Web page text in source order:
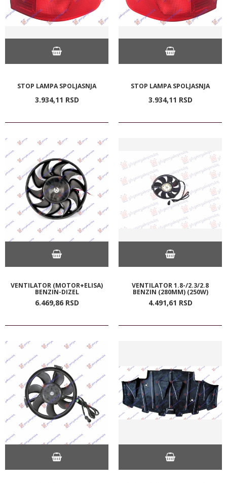
STOP LAMPA SPOLJASNJA
3.934,11 RSD
STOP LAMPA SPOLJASNJA
3.934,11 RSD
VENTILATOR (MOTOR+ELISA)
BENZIN-DIZEL
6.469,86 RSD
VENTILATOR 1.8-/2.3/2.8
BENZIN (280MM) (250W)
4.491,61 RSD